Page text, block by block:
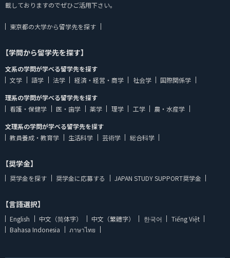
載しておりますのでぜひご活用下さい。
東京都の大学から留学先を探す
【学問から留学先を探す】
文系の学問が学べる留学先を探す
文学
語学 法学 経済・経営・商学 社会学
国際関係学
理系の学問が学べる留学先を探す
看護・保健学
医・歯学 薬学 理学 工学
農・水産学
文理系の学問が学べる留学先を探す
教員養成・教育学
生活科学 芸術学 総合科学
【奨学金】
奨学金を探す 奨学金に応募する JAPAN STUDY SUPPORT奨学金
【言語選択】
English 中文（简体字） 中文（繁體字） 한국어
Tiếng Việt
Bahasa Indonesia
ภาษาไทย